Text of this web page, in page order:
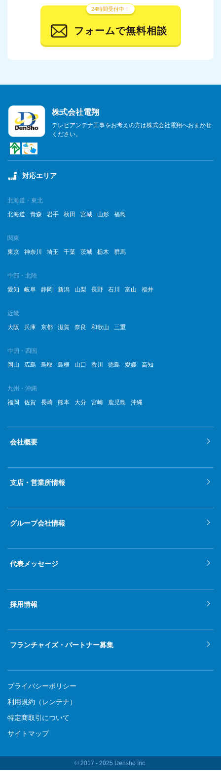
24時間受付中！
フォームで無料相談
株式会社電翔
テレビアンテナ工事をお考えの方は株式会社電翔へおまかせ
ください。
対応エリア
北海道・東北
北海道
青森 岩手 秋田 宮城 山形 福島
関東
東京
神奈川 埼玉 千葉 茨城 栃木 群馬
中部・北陸
愛知
岐阜 静岡 新潟 山梨 長野 石川 富山 福井
近畿
大阪
兵庫 京都 滋賀 奈良 和歌山 三重
中国・四国
岡山
広島 鳥取 島根 山口 香川 徳島 愛媛 高知
九州・沖縄
福岡
佐賀 長崎 熊本 大分 宮崎 鹿児島 沖縄
会社概要
支店・営業所情報
グループ会社情報
代表メッセージ
採用情報
フランチャイズ・パートナー募集
プライバシーポリシー
利用規約（レンテナ）
特定商取引について
サイトマップ
© 2017 ‐ 2025 Densho Inc.